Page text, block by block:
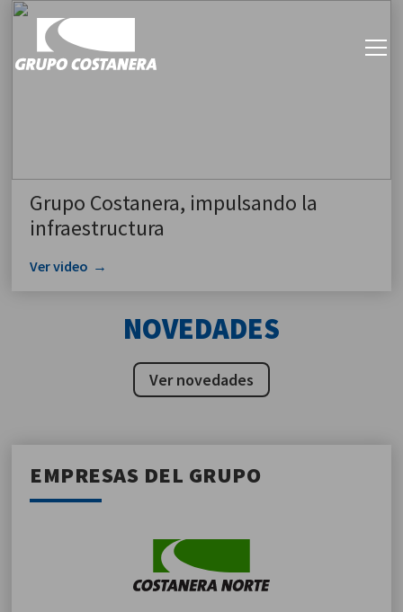
Grupo Costanera, impulsando la
infraestructura
Ver video
NOVEDADES
Ver novedades
EMPRESAS DEL GRUPO